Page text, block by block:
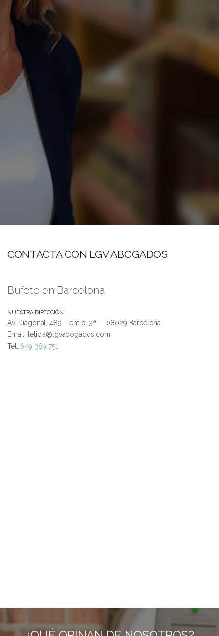
CONTACTA CON LGV ABOGADOS
Bufete en Barcelona
NUESTRA DIRECCIÓN
Av. Diagonal, 489 – entlo. 3ª – 08029 Barcelona
Email: leticia@lgvabogados.com
Tel: 649 389 751